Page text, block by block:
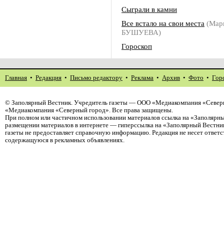
Сыграли в камни
Все встало на свои места
БУШУЕВА)
Гороскоп
Главная • Редакция • Письмо редактору • Реклама • Архив • Фото •
© Заполярный Вестник. Учредитель газеты — ООО «Медиакомпания
«Медиакомпания «Северный город». Все права защищены.
При полном или частичном использовании материалов ссылка на
размещении материалов в интернете — гиперссылка на «Заполярный
газеты не предоставляет справочную информацию. Редакция не несет
содержащуюся в рекламных объявлениях.